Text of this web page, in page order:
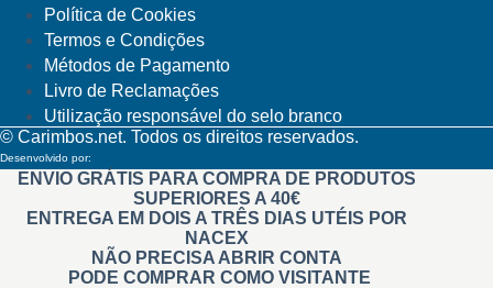
Política de Cookies
Termos e Condições
Métodos de Pagamento
Livro de Reclamações
Utilização responsável do selo branco
© Carimbos.net. Todos os direitos reservados.
Desenvolvido por:
ENVIO GRÁTIS PARA COMPRA DE PRODUTOS
SUPERIORES A 40€
ENTREGA EM DOIS A TRÊS DIAS UTÉIS POR
NACEX
NÃO PRECISA ABRIR CONTA
PODE COMPRAR COMO VISITANTE